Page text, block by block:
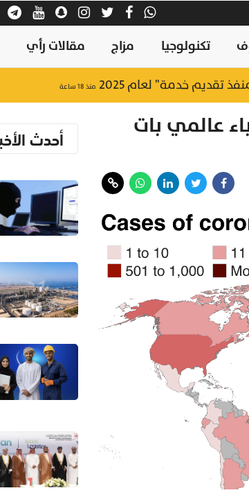
تكنولوجيا مزاج مقالات رأي
منذ ١٨ ساعة
عُمان والمملكة العربية السعودية
عالمي بات أحدث